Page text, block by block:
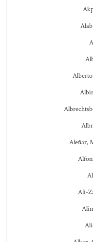
Aleñar,
Ali-